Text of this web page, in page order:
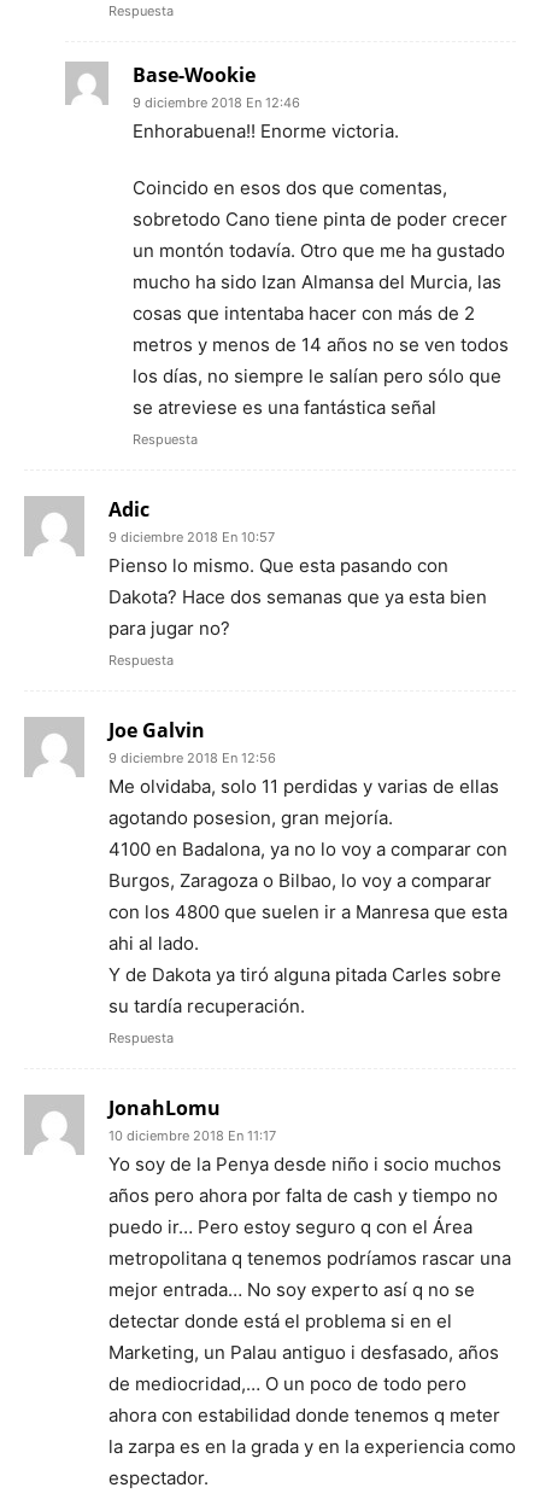
Respuesta
Base-Wookie
9 diciembre 2018 En 12:46
Enhorabuena!! Enorme victoria.
Coincido en esos dos que comentas,
sobretodo Cano tiene pinta de poder crecer
un montón todavía. Otro que me ha gustado
mucho ha sido Izan Almansa del Murcia, las
cosas que intentaba hacer con más de 2
metros y menos de 14 años no se ven todos
los días, no siempre le salían pero sólo que
se atreviese es una fantástica señal
Respuesta
Adic
9 diciembre 2018 En 10:57
Pienso lo mismo. Que esta pasando con
Dakota? Hace dos semanas que ya esta bien
para jugar no?
Respuesta
Joe Galvin
9 diciembre 2018 En 12:56
Me olvidaba, solo 11 perdidas y varias de ellas
agotando posesion, gran mejoría.
4100 en Badalona, ya no lo voy a comparar con
Burgos, Zaragoza o Bilbao, lo voy a comparar
con los 4800 que suelen ir a Manresa que esta
ahi al lado.
Y de Dakota ya tiró alguna pitada Carles sobre
su tardía recuperación.
Respuesta
JonahLomu
10 diciembre 2018 En 11:17
Yo soy de la Penya desde niño i socio muchos
años pero ahora por falta de cash y tiempo no
puedo ir… Pero estoy seguro q con el Área
metropolitana q tenemos podríamos rascar una
mejor entrada… No soy experto así q no se
detectar donde está el problema si en el
Marketing, un Palau antiguo i desfasado, años
de mediocridad,… O un poco de todo pero
ahora con estabilidad donde tenemos q meter
la zarpa es en la grada y en la experiencia como
espectador.